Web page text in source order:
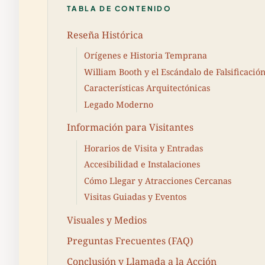
TABLA DE CONTENIDO
Reseña Histórica
Orígenes e Historia Temprana
William Booth y el Escándalo de Falsificación
Características Arquitectónicas
Legado Moderno
Información para Visitantes
Horarios de Visita y Entradas
Accesibilidad e Instalaciones
Cómo Llegar y Atracciones Cercanas
Visitas Guiadas y Eventos
Visuales y Medios
Preguntas Frecuentes (FAQ)
Conclusión y Llamada a la Acción